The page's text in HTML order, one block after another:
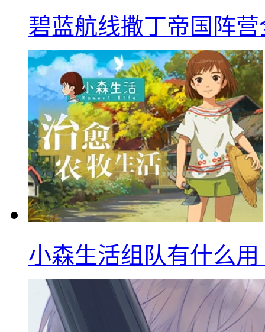
碧蓝航线撒丁帝国阵
小森生活组队有什么